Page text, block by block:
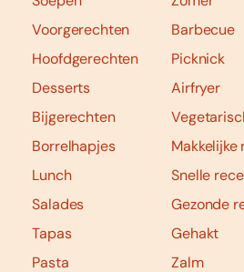
Voorgerechten
Hoofdgerechten
Desserts
Bijgerechten
Borrelhapjes
Lunch
Salades
Tapas
Pasta
Barbecue
Picknick
Airfryer
Snelle
Gezonde
Gehakt
Zalm